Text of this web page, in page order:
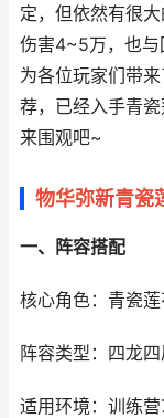
定，但依然有很
伤害4~5万，也与
为各位玩家们带
荐，已经入手青
来围观吧~
物华弥新青瓷
一、阵容搭配
核心角色：青瓷莲
阵容类型：四龙
适用环境：训练